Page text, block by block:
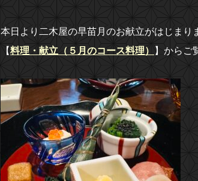
本日より二木屋の早苗月のお献立がはじまり
【料理・献立（５月のコース料理） 】からご